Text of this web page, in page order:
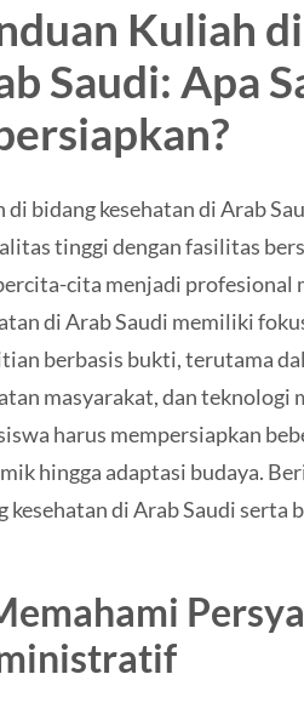
Kuliah
Saudi: Apa
di bidang kesehatan di Arab
tinggi dengan fasilitas
cita menjadi profesional
di Arab Saudi memiliki
berbasis bukti, terutama
masyarakat, dan teknologi
harus mempersiapkan
hingga adaptasi budaya.
kesehatan di Arab Saudi serta